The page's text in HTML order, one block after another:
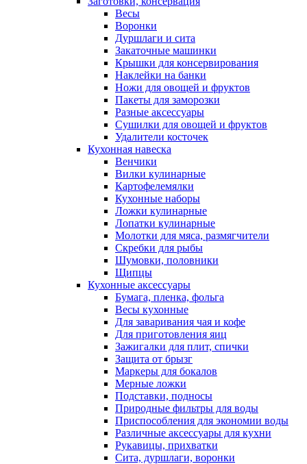
Весы
Воронки
Дуршлаги и сита
Закаточные машинки
Крышки для консервирования
Наклейки на банки
Ножи для овощей и фруктов
Пакеты для заморозки
Разные аксессуары
Сушилки для овощей и фруктов
Удалители косточек
Кухонная навеска
Венчики
Вилки кулинарные
Картофелемялки
Кухонные наборы
Ложки кулинарные
Лопатки кулинарные
Молотки для мяса, размягчители
Скребки для рыбы
Шумовки, половники
Щипцы
Кухонные аксессуары
Бумага, пленка, фольга
Весы кухонные
Для заваривания чая и кофе
Для приготовления яиц
Зажигалки для плит, спички
Защита от брызг
Маркеры для бокалов
Мерные ложки
Подставки, подносы
Природные фильтры для воды
Приспособления для экономии воды
Различные аксессуары для кухни
Рукавицы, прихватки
Сита, дуршлаги, воронки